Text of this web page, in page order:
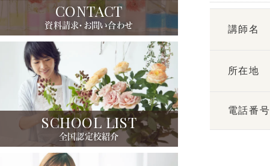
講師名
所在地
電話番号
CONTACT
資料請求・お問い合わせ
SCHOOL LIST
全国認定校紹介